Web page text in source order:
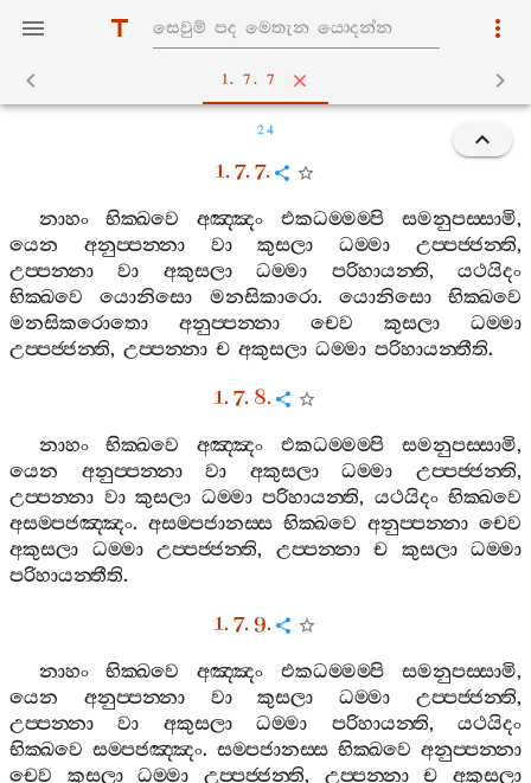
1. 7. 7
24
1. 7. 7.
නාහං භික‍්ඛවෙ අඤ‍්ඤං එකධම‍්මම‍්පි සමනුපස‍්සාමි,
යෙන
අනුප‍්පන‍්නා වා කුසලා ධම‍්මා උප‍්පජ‍්ජන‍්ති,
උප‍්පන‍්නා
වා අකුසලා ධම‍්මා පරිහායන‍්ති,යථයිදං
භික‍්ඛවෙ
යොනිසො මනසිකාරො. යොනිසො
භික‍්ඛවෙ
මනසිකරොතො
අනුප‍්පන‍්නා චෙව කුසලා
ධම‍්මා
උප‍්පජ‍්ජන‍්ති, උප‍්පන‍්නා ච අකුසලා ධම‍්මා පරිහායන‍්තීති.
1. 7. 8.
නාහං භික‍්ඛවෙ අඤ‍්ඤං එකධම‍්මම‍්පි සමනුපස‍්සාමි,
යෙන
අනුප‍්පන‍්නා වා අකුසලා ධම‍්මා උප‍්පජ‍්ජන‍්ති,
උප‍්පන‍්නා වා කුසලා ධම‍්මා පරිහායන‍්ති, යථයිදං භික‍්ඛවෙ
අසම‍්පජඤ‍්ඤං. අසම‍්පජානස‍්ස භික‍්ඛවෙ අනුප‍්පන‍්නා චෙව
අකුසලා
ධම‍්මා උප‍්පජ‍්ජන‍්ති, උප‍්පන‍්නා ච කුසලා
ධම‍්මා
පරිහායන‍්තීති.
1. 7. 9.
නාහං භික‍්ඛවෙ අඤ‍්ඤං එකධම‍්මම‍්පි සමනුපස‍්සාමි,
යෙන
අනුප‍්පන‍්නා වා කුසලා ධම‍්මා උප‍්පජ‍්ජන‍්ති,
උප‍්පන‍්නා
වා අකුසලා ධම‍්මා පරිහායන‍්ති,යථයිදං
භික‍්ඛවෙ සම‍්පජඤ‍්ඤං. සම‍්පජානස‍්ස භික‍්ඛවෙ අනුප‍්පන‍්නා
චෙව
කුසලා ධම‍්මා උප‍්පජ‍්ජන‍්ති, උප‍්පන‍්නා ච
අකුසලා